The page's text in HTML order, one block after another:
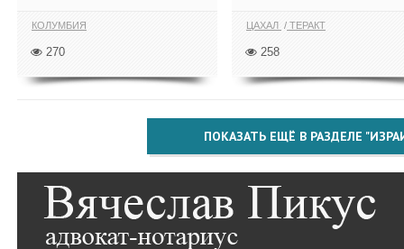
КОЛУМБИЯ
270
ЦАХАЛ ТЕРАКТ
258
ПОКАЗАТЬ ЕЩЁ В РАЗДЕЛЕ